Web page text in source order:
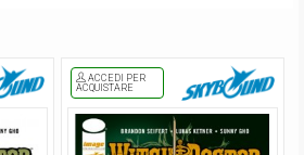
ACCEDI PER
ACQUISTARE